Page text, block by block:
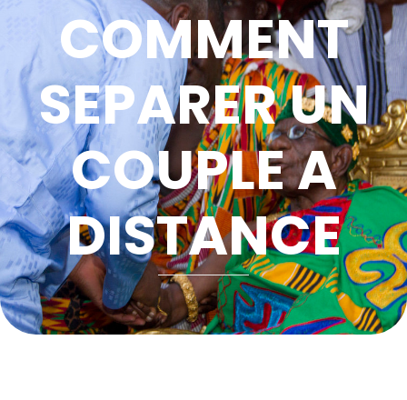
COMMENT
SEPARER UN
COUPLE A
DISTANCE